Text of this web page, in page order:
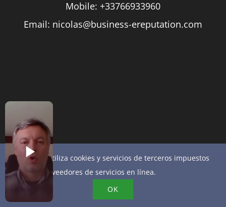
Mobile: +33766933960
Email: nicolas@business-ereputation.com
Este sitio utiliza cookies y servicios de terceros impuestos
por los proveedores de servicios en línea.
OK